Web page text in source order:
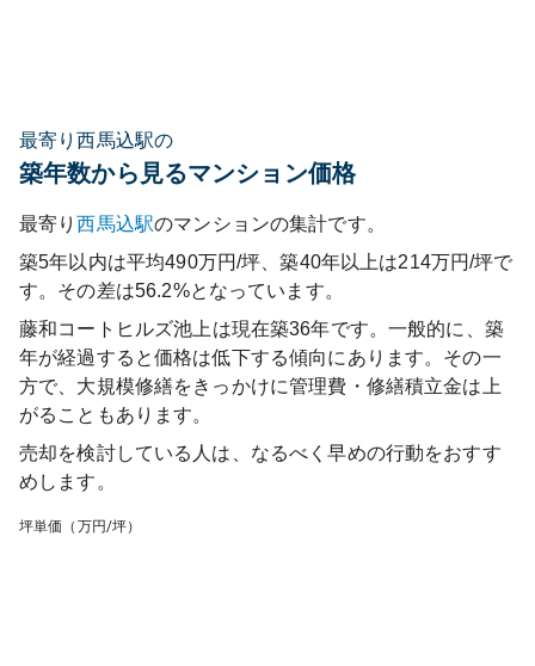
最寄り西馬込駅の
築年数から見るマンション価格
最寄り西馬込駅のマンションの集計です。
築5年以内は平均490万円/坪、築40年以上は214万円/坪で
す。その差は56.2%となっています。
藤和コートヒルズ池上 は現在築36年です。一般的に、築
年が経過すると価格は低下する傾向にあります。その一
方で、大規模修繕をきっかけに管理費・修繕積立金は上
がることもあります。
売却を検討している人は、なるべく早めの行動をおすす
めします。
坪単価（万円/坪）